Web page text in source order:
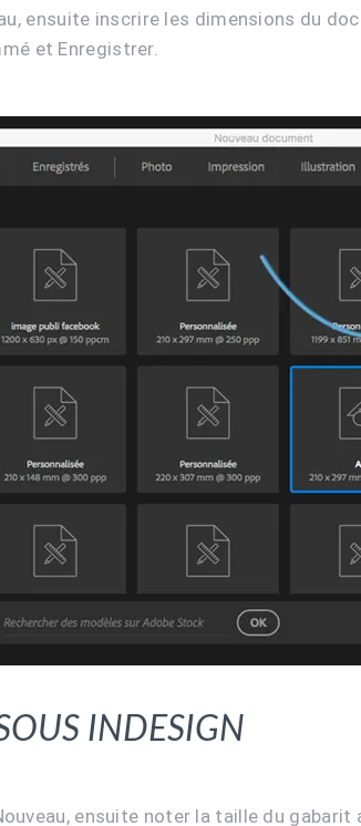
ensuite inscrire les dimensions du
et Enregistrer.
Indesign
ensuite noter la taille du